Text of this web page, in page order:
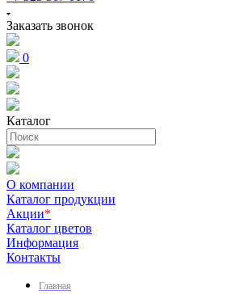
Заказать звонок
0
Каталог
О компании
Каталог продукции
Акции*
Каталог цветов
Информация
Контакты
Главная